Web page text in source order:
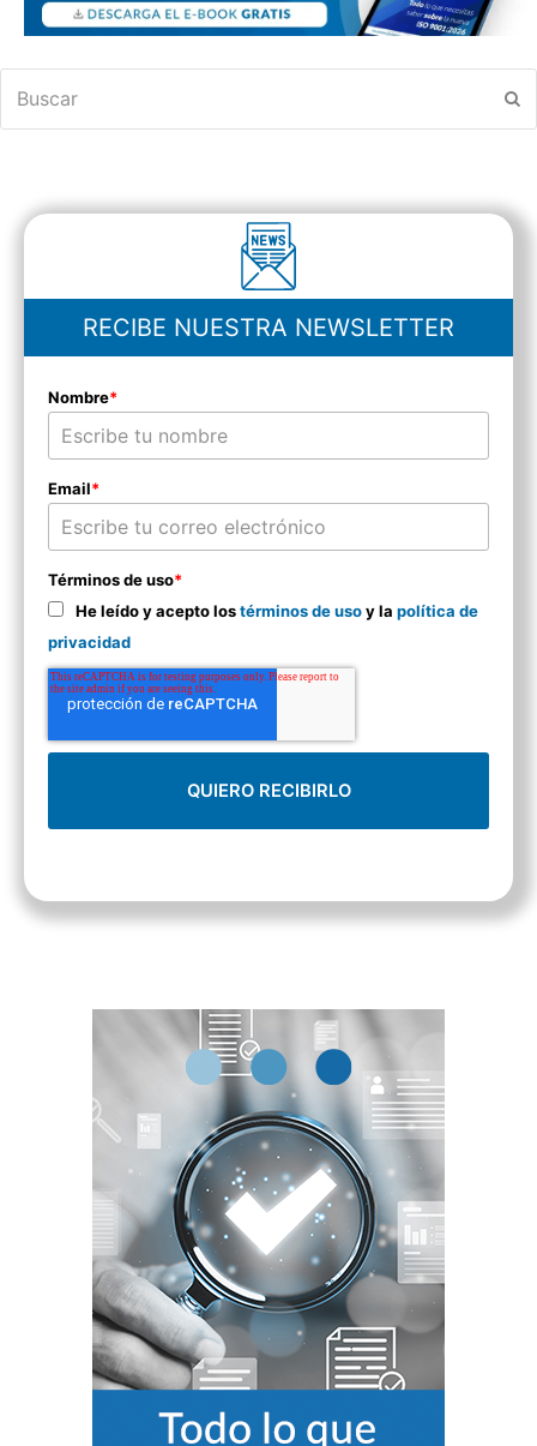
RECIBE NUESTRA NEWSLETTER
Nombre*
Email*
Términos de uso*
He leído y acepto lostérminos de usoy la política de
privacidad